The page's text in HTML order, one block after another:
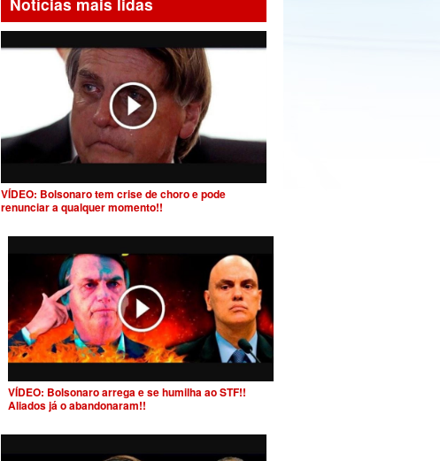
VÍDEO: Bolsonaro tem crise de choro e pode
renunciar a qualquer momento!!
VÍDEO: Bolsonaro arrega e se humilha ao STF!!
Aliados já o abandonaram!!